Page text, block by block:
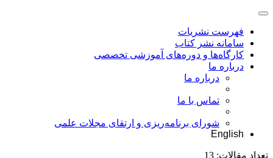
فهرست نشریات
سامانه نشر کتاب
کارگاه‌ها و دوره‌های آموزشی تخصصی
درباره ما
درباره ما
تماس با ما
شورای برنامه‌ریزی و ارتقای مجلات علمی
English
تعداد مقالات: 13